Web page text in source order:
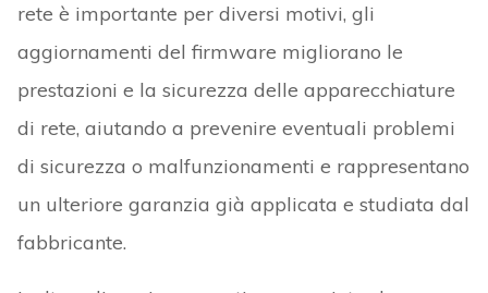
rete è importante per diversi motivi, gli
aggiornamenti del firmware migliorano le
prestazioni e la sicurezza delle apparecchiature
di rete, aiutando a prevenire eventuali problemi
di sicurezza o malfunzionamenti e rappresentano
un ulteriore garanzia già applicata e studiata dal
fabbricante.